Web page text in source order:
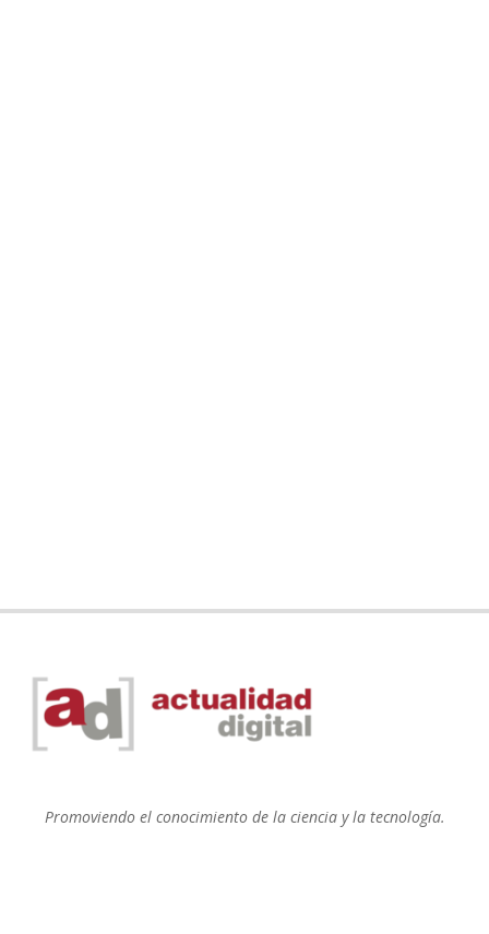
Promoviendo el conocimiento de la ciencia y la tecnología.